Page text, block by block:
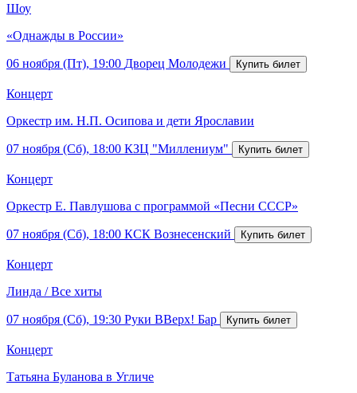
Шоу
«Однажды в России»
06 ноября (Пт), 19:00 Дворец Молодежи
Концерт
Оркестр им. Н.П. Осипова и дети Ярославии
07 ноября (Сб), 18:00 КЗЦ "Миллениум"
Концерт
Оркестр Е. Павлушова с программой «Песни СССР»
07 ноября (Сб), 18:00 КСК Вознесенский
Концерт
Линда / Все хиты
07 ноября (Сб), 19:30 Руки ВВерх! Бар
Концерт
Татьяна Буланова в Угличе